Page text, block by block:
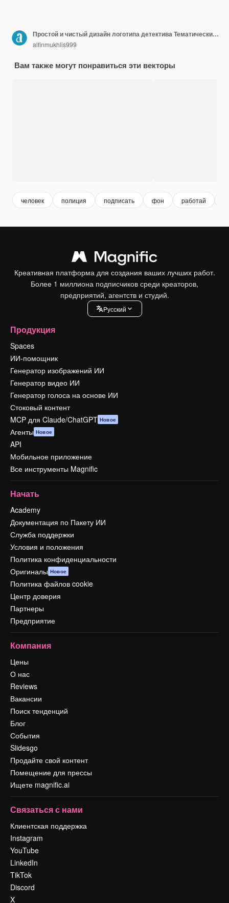
Простой и чистый дизайн логотипа детектива Тематический логотип детектива
alfinmukhlis999
Вам также могут понравиться эти векторы
человек полиция подписать фон работай
Креативная платформа для создания ваших лучших работ.
Более 1 миллиона подписчиков среди креаторов,
предприятий, агентств и студий.
Pусский
Продукция
Spaces
ИИ-помощник
Генератор изображений ИИ
Генератор видео ИИ
Генератор голоса на основе ИИ
Стоковый контент
MCP для Claude/ChatGPT Новое
Агенты Новое
API
Мобильное приложение
Все инструменты Magnific
Начать
Academy
Документация по Пакету ИИ
Служба поддержки
Условия и положения
Политика конфиденциальности
Оригиналы Новое
Политика файлов cookie
Центр доверия
Партнеры
Предприятие
Компания
Цены
О нас
Reviews
Вакансии
Поиск тенденций
Блог
События
Slidesgo
Продайте свой контент
Помещение для прессы
Ищете magnific.ai
Связаться с нами
Клиентская поддержка
Instagram
YouTube
LinkedIn
TikTok
Discord
X